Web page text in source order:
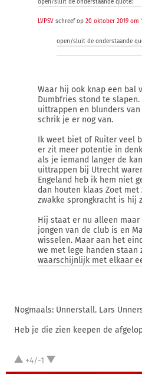
open/sluit de onderstaande quote:
LVPSV schreef op 20 oktober 2019 om
open/sluit de onderstaande
Waar hij ook knap een bal
Dumbfries stond te
uittrappen en blunders
schrik je er nog van.
Ik weet biet of Ruiter veel
er zit meer potentie in
als je iemand langer de
uittrappen bij Utrecht
Engeland heb ik hem niet
dan houten klaas Zoet
zwakke sprongkracht is hij
Hij staat er nu alleen
jongen van de club is en
wisselen. Maar aan het
we met lege handen staan
waarschijnlijk met elkaar
Nogmaals: Unnerstall. Lars
Heb je die zien keepen de
+4/-1